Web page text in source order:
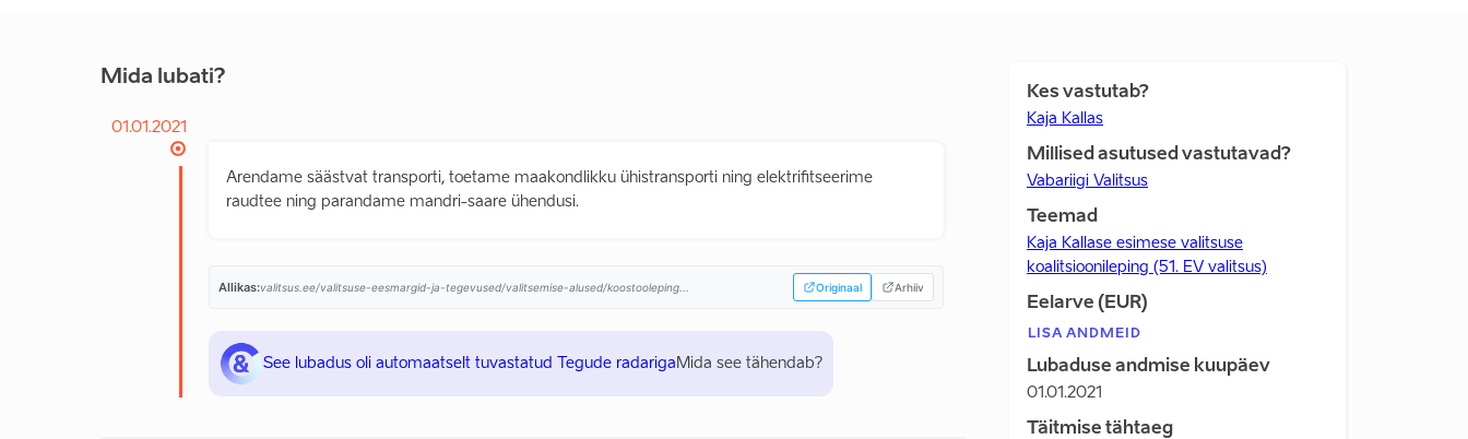
Mida lubati?
01.01.2021
Arendame säästvat transporti, toetame maakondlikku ühistransporti ning elektrifitseerime
raudtee ning parandame mandri-saare ühendusi.
Allikas:valitsus.ee/valitsuse-eesmargid-ja-tegevused/valitsemise-alused/koostooleping... Originaal Arhiiv
See lubadus oli automaatselt tuvastatud Tegude radariga Mida see tähendab?
Kes vastutab?
Kaja Kallas
Millised asutused vastutavad?
Vabariigi Valitsus
Teemad
Kaja Kallase esimese valitsuse
koalitsioonileping (51. EV valitsus)
Eelarve (EUR)
LISA ANDMEID
Lubaduse andmise kuupäev
01.01.2021
Täitmise tähtaeg